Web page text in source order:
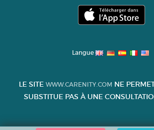
Langue
LE SITE WWW.CARENITY.COM NE
SUBSTITUE PAS À UNE